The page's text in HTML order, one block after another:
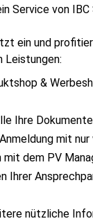
Service von IBC
ein und
Leistungen:
&
Ihre Dokumente
mit nur
mit dem PV
Ihrer
nützliche